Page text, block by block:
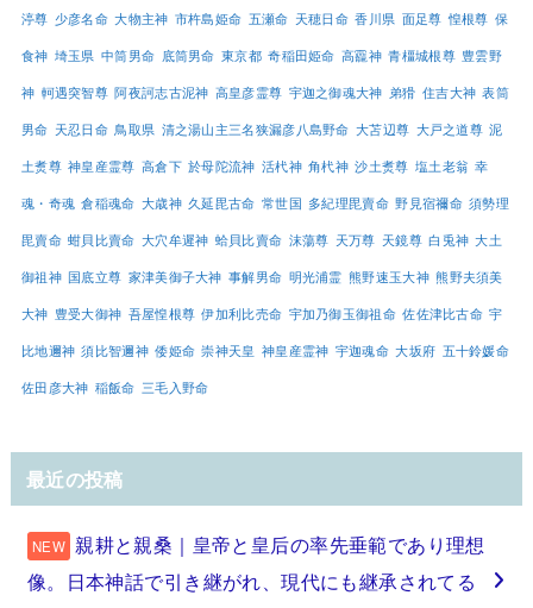
渟尊 少彦名命 大物主神 市杵島姫命 五瀬命 天穂日命 香川県 面足尊 惶根尊 保
食神 埼玉県 中筒男命 底筒男命 東京都 奇稲田姫命 高龗神 青橿城根尊 豊雲野
神 軻遇突智尊 阿夜訶志古泥神 高皇彦霊尊 宇迦之御魂大神 弟猾 住吉大神 表筒
男命 天忍日命 鳥取県 清之湯山主三名狭漏彦八島野命 大苫辺尊 大戸之道尊 泥
土煑尊 神皇産霊尊 高倉下 於母陀流神 活杙神 角杙神 沙土煑尊 塩土老翁 幸
魂・奇魂 倉稲魂命 大歳神 久延毘古命 常世国 多紀理毘賣命 野見宿禰命 須勢理
毘賣命 蚶貝比賣命 大穴牟遲神 蛤貝比賣命 沫蕩尊 天万尊 天鏡尊 白兎神 大土
御祖神 国底立尊 家津美御子大神 事解男命 明光浦霊 熊野速玉大神 熊野夫須美
大神 豊受大御神 吾屋惶根尊 伊加利比売命 宇加乃御玉御祖命 佐佐津比古命 宇
比地邇神 須比智邇神 倭姫命 崇神天皇 神皇産霊神 宇迦魂命 大坂府 五十鈴媛命
佐田彦大神 稲飯命 三毛入野命
最近の投稿
親耕と親桑｜皇帝と皇后の率先垂範であり理想
像。日本神話で引き継がれ、現代にも継承されてる